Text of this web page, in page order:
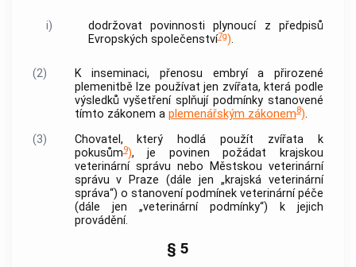
i)
dodržovat povinnosti plynoucí z předpisů
Evropských společenství7g).
(2)
K inseminaci, přenosu embryí a přirozené
plemenitbě lze používat jen zvířata, která podle
výsledků vyšetření splňují podmínky stanovené
tímto zákonem a plemenářským zákonem8).
(3)
Chovatel, který hodlá použít zvířata k
pokusům9), je povinen požádat krajskou
veterinární správu nebo Městskou veterinární
správu v Praze (dále jen „krajská veterinární
správa“) o stanovení podmínek veterinární péče
(dále jen „veterinární podmínky“) k jejich
provádění.
§ 5